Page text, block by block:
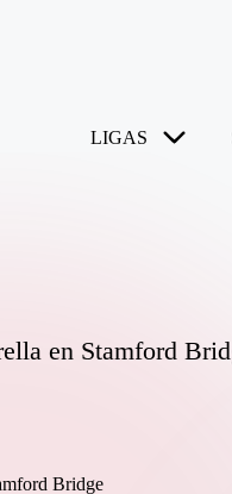
LIGAS
en Stamford